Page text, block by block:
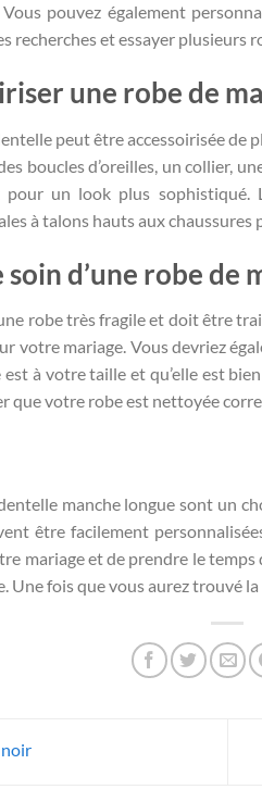
pouvez également
recherches et essayer plusieurs
une robe de
peut être accessoirisée de
boucles d’oreilles, un collier,
un look plus sophistiqué.
à talons hauts aux chaussures
d’une robe de
robe très fragile et doit être
votre mariage. Vous devriez
est à votre taille et qu’elle est
que votre robe est nettoyée
manche longue sont un
être facilement
mariage et de prendre le temps
Une fois que vous aurez trouvé
noir